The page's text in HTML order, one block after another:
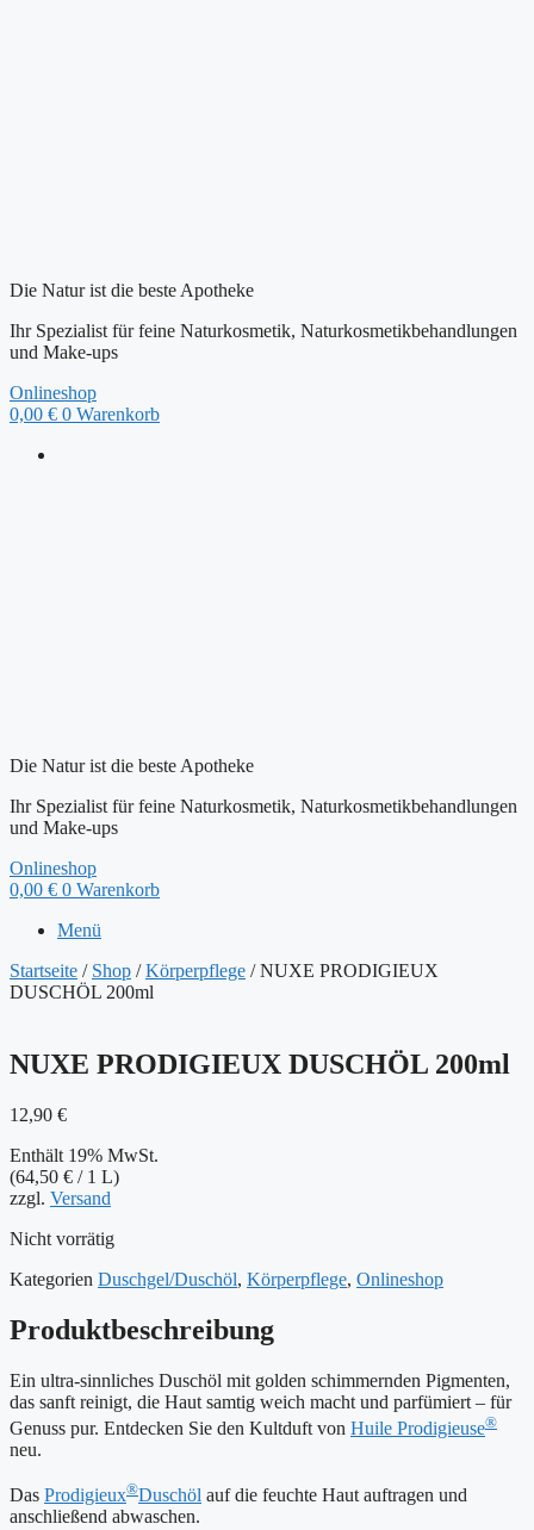
Die Natur ist die beste Apotheke
Ihr Spezialist für feine Naturkosmetik, Naturkosmetikbehandlungen
und Make-ups
Onlineshop
0,00 € 0 Warenkorb
Die Natur ist die beste Apotheke
Ihr Spezialist für feine Naturkosmetik, Naturkosmetikbehandlungen
und Make-ups
Onlineshop
0,00 € 0 Warenkorb
Menü
Startseite / Shop /Körperpflege / NUXE PRODIGIEUX
DUSCHÖL 200ml
NUXE PRODIGIEUX DUSCHÖL 200ml
12,90 €
Enthält 19% MwSt.
(64,50 € / 1 L)
zzgl. Versand
Nicht vorrätig
Kategorien Duschgel/Duschöl, Körperpflege, Onlineshop
Produktbeschreibung
Ein ultra-sinnliches Duschöl mit golden schimmernden Pigmenten,
das sanft reinigt, die Haut samtig weich macht und parfümiert – für
Genuss pur. Entdecken Sie den Kultduft von Huile Prodigieuse®
neu.
Das Prodigieux®Duschöl auf die feuchte Haut auftragen und
anschließend abwaschen.